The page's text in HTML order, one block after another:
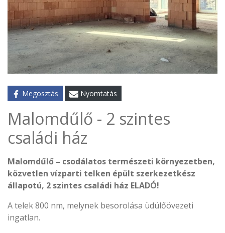
Megosztás Nyomtatás
Malomdűlő - 2 szintes
családi ház
Malomdűlő – csodálatos természeti környezetben,
közvetlen vízparti telken épült szerkezetkész
állapotú, 2 szintes családi ház ELADÓ!
A telek 800 nm, melynek besorolása üdülőövezeti
ingatlan.